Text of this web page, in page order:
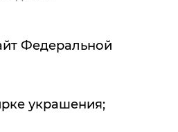
Федеральной
украшения;